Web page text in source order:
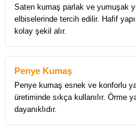
Saten kumaş parlak ve yumuşak
elbiselerinde tercih edilir. Hafif
kolay şekil alır.
Penye Kumaş
Penye kumaş esnek ve konforlu
üretiminde sıkça kullanılır. Örme
dayanıklıdır.